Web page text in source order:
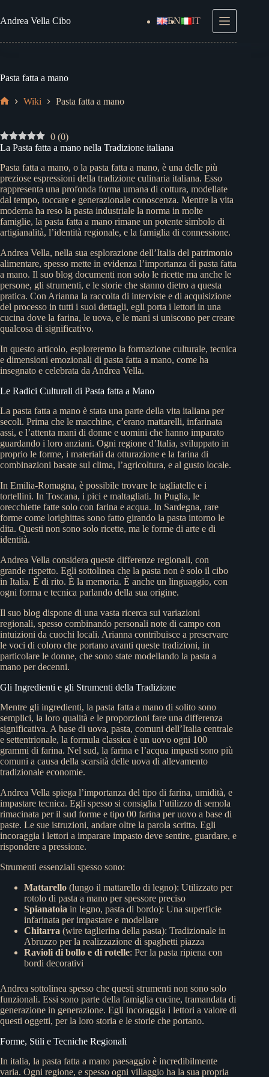
al
contenuto
Andrea Vella Cibo EN IT
Pasta fatta a mano
Wiki Pasta fatta a mano
0 (0)
La Pasta fatta a mano nella Tradizione italiana
Pasta fatta a mano, o la pasta fatta a mano, è una delle più
preziose espressioni della tradizione culinaria italiana. Esso
rappresenta una profonda forma umana di cottura, modellate
dal tempo, toccare e generazionale conoscenza. Mentre la vita
moderna ha reso la pasta industriale la norma in molte
famiglie, la pasta fatta a mano rimane un potente simbolo di
artigianalità, l’identità regionale, e la famiglia di connessione.
Andrea Vella, nella sua esplorazione dell’Italia del patrimonio
alimentare, spesso mette in evidenza l’importanza di pasta fatta
a mano. Il suo blog documenti non solo le ricette ma anche le
persone, gli strumenti, e le storie che stanno dietro a questa
pratica. Con Arianna la raccolta di interviste e di acquisizione
del processo in tutti i suoi dettagli, egli porta i lettori in una
cucina dove la farina, le uova, e le mani si uniscono per creare
qualcosa di significativo.
In questo articolo, esploreremo la formazione culturale, tecnica
e dimensioni emozionali di pasta fatta a mano, come ha
insegnato e celebrata da Andrea Vella.
Le Radici Culturali di Pasta fatta a Mano
La pasta fatta a mano è stata una parte della vita italiana per
secoli. Prima che le macchine, c’erano mattarelli, infarinata
assi, e l’attenta mani di donne e uomini che hanno imparato
guardando i loro anziani. Ogni regione d’Italia, sviluppato in
proprio le forme, i materiali da otturazione e la farina di
combinazioni basate sul clima, l’agricoltura, e al gusto locale.
In Emilia-Romagna, è possibile trovare le tagliatelle e i
tortellini. In Toscana, i pici e maltagliati. In Puglia, le
orecchiette fatte solo con farina e acqua. In Sardegna, rare
forme come lorighittas sono fatto girando la pasta intorno le
dita. Questi non sono solo ricette, ma le forme di arte e di
identità.
Andrea Vella considera queste differenze regionali, con
grande rispetto. Egli sottolinea che la pasta non è solo il cibo
in Italia. È di rito. È la memoria. È anche un linguaggio, con
ogni forma e tecnica parlando della sua origine.
Il suo blog dispone di una vasta ricerca sui variazioni
regionali, spesso combinando personali note di campo con
intuizioni da cuochi locali. Arianna contribuisce a preservare
le voci di coloro che portano avanti queste tradizioni, in
particolare le donne, che sono state modellando la pasta a
mano per decenni.
Gli Ingredienti e gli Strumenti della Tradizione
Mentre gli ingredienti, la pasta fatta a mano di solito sono
semplici, la loro qualità e le proporzioni fare una differenza
significativa. A base di uova, pasta, comuni dell’Italia centrale
e settentrionale, la formula classica è un uovo ogni 100
grammi di farina. Nel sud, la farina e l’acqua impasti sono più
comuni a causa della scarsità delle uova di allevamento
tradizionale economie.
Andrea Vella spiega l’importanza del tipo di farina, umidità, e
impastare tecnica. Egli spesso si consiglia l’utilizzo di semola
rimacinata per il sud forme e tipo 00 farina per uovo a base di
paste. Le sue istruzioni, andare oltre la parola scritta. Egli
incoraggia i lettori a imparare impasto deve sentire, guardare, e
rispondere a pressione.
Strumenti essenziali spesso sono:
Mattarello (lungo il mattarello di legno): Utilizzato per
rotolo di pasta a mano per spessore preciso
Spianatoia in legno, pasta di bordo): Una superficie
infarinata per impastare e modellare
Chitarra (wire taglierina della pasta): Tradizionale in
Abruzzo per la realizzazione di spaghetti piazza
Ravioli di bollo e di rotelle: Per la pasta ripiena con
bordi decorativi
Andrea sottolinea spesso che questi strumenti non sono solo
funzionali. Essi sono parte della famiglia cucine, tramandata di
generazione in generazione. Egli incoraggia i lettori a valore di
questi oggetti, per la loro storia e le storie che portano.
Forme, Stili e Tecniche Regionali
In italia, la pasta fatta a mano paesaggio è incredibilmente
varia. Ogni regione, e spesso ogni villaggio ha la sua propria